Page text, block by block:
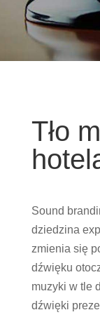
Tło
Sound
dziedzina
zmienia się
dźwięku
muzyki w tle
dźwięki